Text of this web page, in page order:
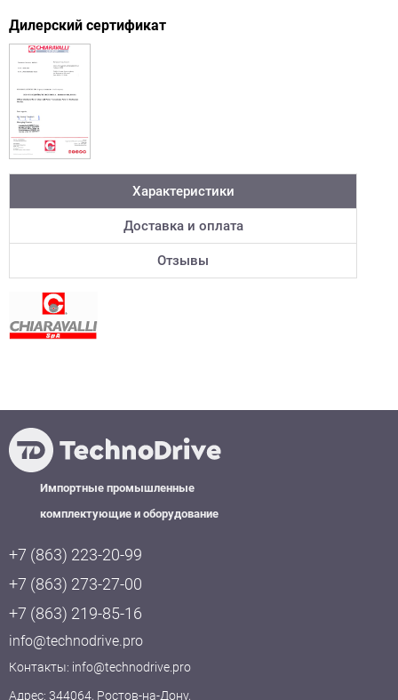
Дилерский сертификат
Характеристики
Доставка и оплата
Отзывы
Импортные промышленные
комплектующие и оборудование
+7 (863) 223-20-99
+7 (863) 273-27-00
+7 (863) 219-85-16
info@technodrive.pro
Контакты: info@technodrive.pro
Адрес: 344064, Ростов-на-Дону,